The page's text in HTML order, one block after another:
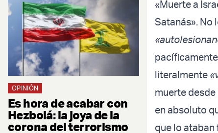
OPINIÓN
Es hora de acabar con
Hezbolá: la joya de la
corona del terrorismo
«Muerte a
Satanás». No
literalmente
muerte
en absoluto
que lo